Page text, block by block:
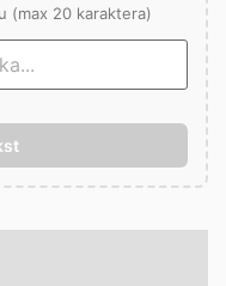
(max 20 karaktera)